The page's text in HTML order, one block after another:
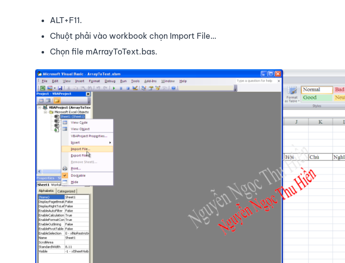
ALT+F11.
Chuột phải vào workbook chọn Import File…
Chọn file mArrayToText.bas.